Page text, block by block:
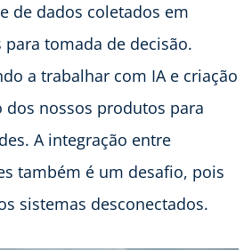
de dados coletados em
tomada de decisão.
a trabalhar com IA e criação
dos nossos produtos para
A integração entre
também é um desafio, pois
sistemas desconectados.